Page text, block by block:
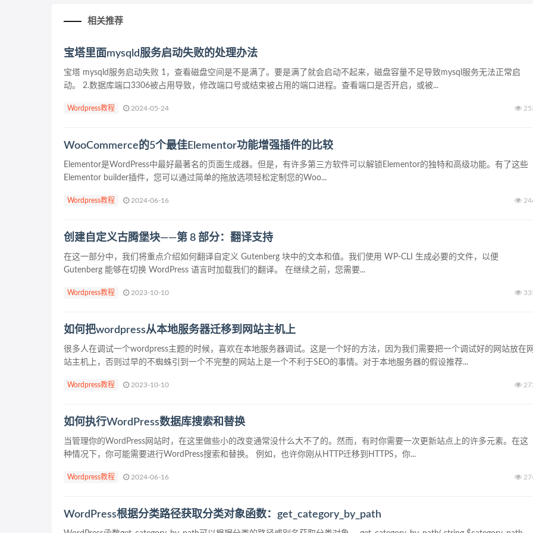
相关推荐
宝塔里面mysqld服务启动失败的处理办法
宝塔 mysqld服务启动失败 1，查看磁盘空间是不是满了。要是满了就会启动不起来，磁盘容量不足导致mysql服务无法正常启
动。 2.数据库端口3306被占用导致，修改端口号或结束被占用的端口进程。查看端口是否开启，或被...
Wordpress教程 2024-05-24
WooCommerce的5个最佳Elementor功能增强插件的比较
Elementor是WordPress中最好最著名的页面生成器。但是，有许多第三方软件可以解锁Elementor的独特和高级功能。有了这些
Elementor builder插件，您可以通过简单的拖放选项轻松定制您的Woo...
Wordpress教程 2024-06-16
创建自定义古腾堡块——第 8 部分：翻译支持
在这一部分中，我们将重点介绍如何翻译自定义 Gutenberg 块中的文本和值。我们使用 WP-CLI 生成必要的文件，以便
Gutenberg 能够在切换 WordPress 语言时加载我们的翻译。 在继续之前，您需要...
Wordpress教程 2023-10-10
如何把wordpress从本地服务器迁移到网站主机上
很多人在调试一个wordpress主题的时候，喜欢在本地服务器调试。这是一个好的方法，因为我们需要把一个调试好的网站放在
站主机上，否则过早的不蜘蛛引到一个不完整的网站上是一个不利于SEO的事情。对于本地服务器的假设推荐...
Wordpress教程 2023-10-10
如何执行WordPress数据库搜索和替换
当管理你的WordPress网站时，在这里做些小的改变通常没什么大不了的。然而，有时你需要一次更新站点上的许多元素。在这
种情况下，你可能需要进行WordPress搜索和替换。 例如，也许你刚从HTTP迁移到HTTPS，你...
Wordpress教程 2024-06-16
WordPress根据分类路径获取分类对象函数：get_category_by_path